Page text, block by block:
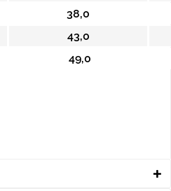
38,0
43,0
49,0